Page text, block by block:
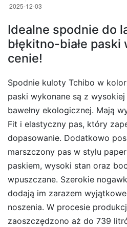
Idealne spodnie do
błękitno-białe
cenie!
Spodnie kuloty Tchibo w
paski wykonane są z wysokiej
bawełny ekologicznej. Mają
Fit i elastyczny pas, który
dopasowanie. Dodatkowo
marszczony pas w stylu
paskiem, wysoki stan oraz
wpuszczane. Szerokie
dodają im zarazem
noszenia. W procesie
zaoszczędzono aż do 739